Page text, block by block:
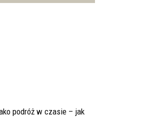
podróż w czasie – jak